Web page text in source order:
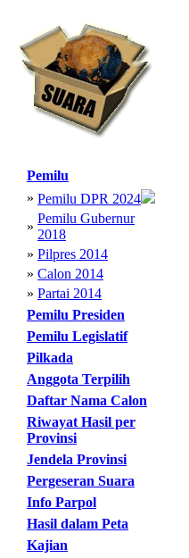
Pemilu
» Pemilu DPR 2024
»
Pemilu Gubernur
2018
» Pilpres 2014
» Calon 2014
» Partai 2014
Pemilu Presiden
Pemilu Legislatif
Pilkada
Anggota Terpilih
Daftar Nama Calon
Riwayat Hasil per
Provinsi
Jendela Provinsi
Pergeseran Suara
Info Parpol
Hasil dalam Peta
Kajian